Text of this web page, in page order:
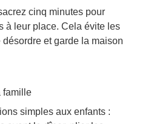
cinq minutes pour
à leur place. Cela évite les
et garde la maison
famille
simples aux enfants :